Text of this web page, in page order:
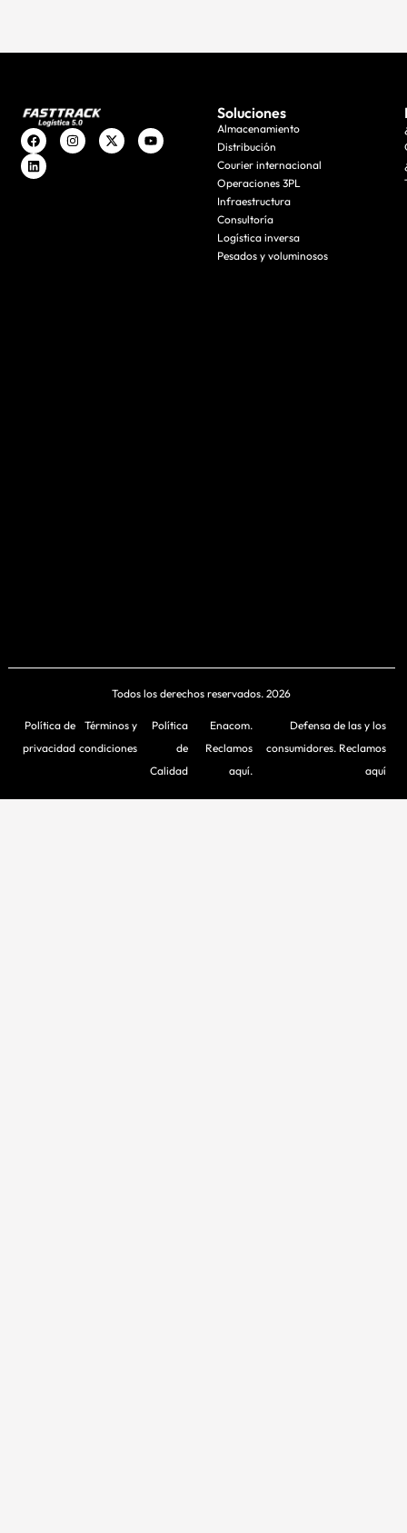
Soluciones
Almacenamiento
Distribución
Courier internacional
Operaciones 3PL
Infraestructura
Consultoría
Logística inversa
Pesados y voluminosos
Todos los derechos reservados. 2026
Política de
privacidad
Términos y
condiciones
Política
de
Calidad
Enacom.
Reclamos
aquí.
Defensa de las y los
consumidores. Reclamos
aquí